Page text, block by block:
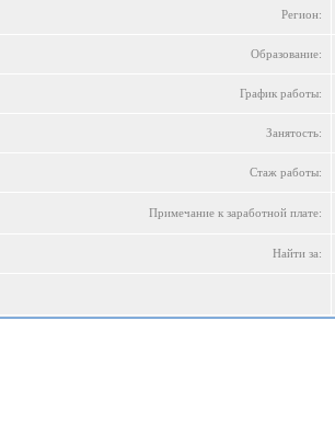
Регион:
Образование:
График работы:
Занятость:
Стаж работы:
Примечание к заработной плате:
Найти за: